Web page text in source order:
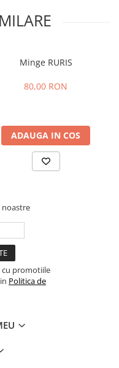
a furtunelor
Minge RURIS
80,00 RON
ADAUGA IN COS
cu promotiile
Politica de